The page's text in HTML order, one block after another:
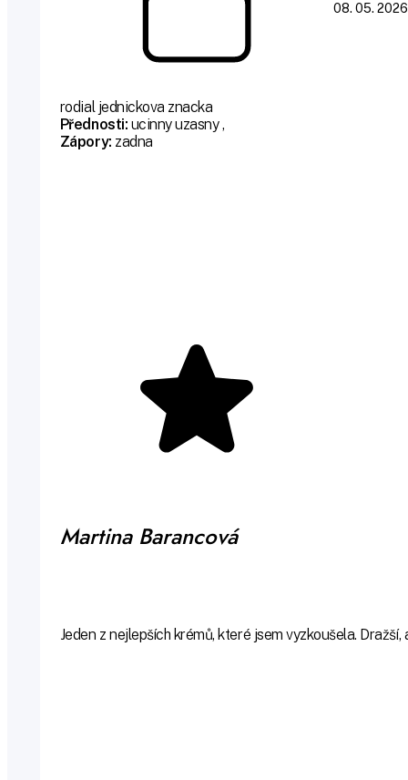
08. 05. 2026
rodial jednickova znacka
Přednosti: ucinny uzasny ,
Zápory: zadna
Martina Barancová
Jeden z nejlepších krémů, které jsem vyzkoušela.